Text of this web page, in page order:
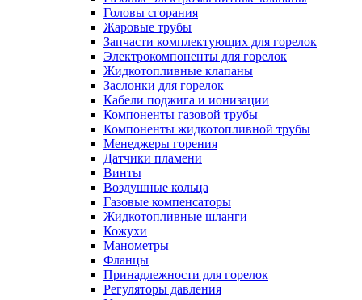
Головы сгорания
Жаровые трубы
Запчасти комплектующих для горелок
Электрокомпоненты для горелок
Жидкотопливные клапаны
Заслонки для горелок
Кабели поджига и ионизации
Компоненты газовой трубы
Компоненты жидкотопливной трубы
Менеджеры горения
Датчики пламени
Винты
Воздушные кольца
Газовые компенсаторы
Жидкотопливные шланги
Кожухи
Манометры
Фланцы
Принадлежности для горелок
Регуляторы давления